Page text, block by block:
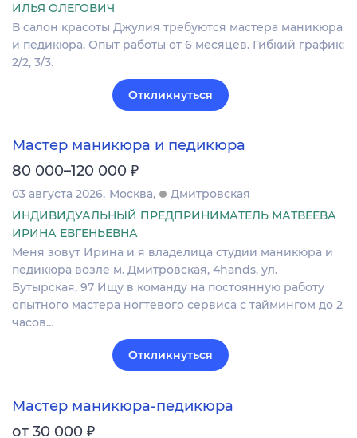
ИЛЬЯ ОЛЕГОВИЧ
В салон красоты Джулия требуются мастера маникюра
и педикюра. Опыт работы от 6 месяцев. Гибкий график:
2/2, 3/3.
Откликнуться
Мастер маникюра и педикюра
80 000–120 000 ₽
03 августа 2026 Москва
Дмитровская
ИНДИВИДУАЛЬНЫЙ ПРЕДПРИНИМАТЕЛЬ МАТВЕЕВА
ИРИНА ЕВГЕНЬЕВНА
Меня зовут Ирина и я владелица студии маникюра и
педикюра возле м. Дмитровская, 4hands, ул.
Бутырская, 97 Ищу в команду на постоянную работу
опытного мастера ногтевого сервиса с таймингом до 2
часов…
Откликнуться
Мастер маникюра-педикюра
от 30 000 ₽